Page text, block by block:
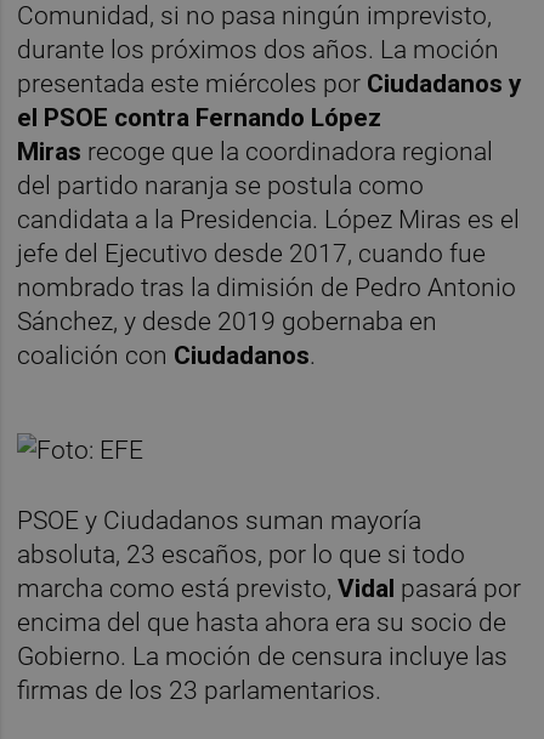
Comunidad, si no pasa ningún imprevisto,
durante los próximos dos años. La moción
presentada este miércoles por Ciudadanos y
el PSOE contra Fernando López
Miras recoge que la coordinadora regional
del partido naranja se postula como
candidata a la Presidencia. López Miras es el
jefe del Ejecutivo desde 2017, cuando fue
nombrado tras la dimisión de Pedro Antonio
Sánchez, y desde 2019 gobernaba en
coalición con Ciudadanos.
PSOE y Ciudadanos suman mayoría
absoluta, 23 escaños, por lo que si todo
marcha como está previsto,Vidal pasará por
encima del que hasta ahora era su socio de
Gobierno. La moción de censura incluye las
firmas de los 23 parlamentarios.